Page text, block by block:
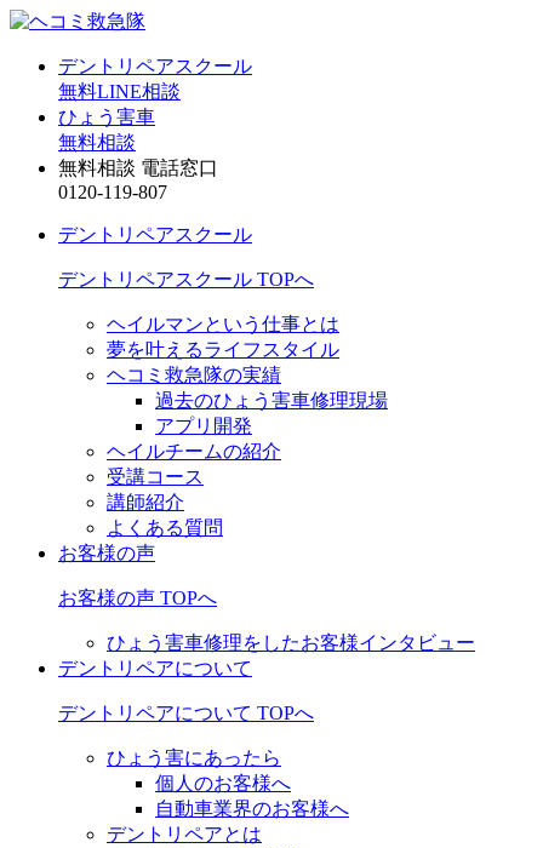
デントリペアスクール
無料LINE相談
ひょう害車
無料相談
無料相談 電話窓口
0120-119-807
デントリペアスクール
デントリペアスクール TOPへ
ヘイルマンという仕事とは
夢を叶えるライフスタイル
ヘコミ救急隊の実績
過去のひょう害車修理現場
アプリ開発
ヘイルチームの紹介
受講コース
講師紹介
よくある質問
お客様の声
お客様の声 TOPへ
ひょう害車修理をしたお客様インタビュー
デントリペアについて
デントリペアについて TOPへ
ひょう害にあったら
個人のお客様へ
自動車業界のお客様へ
デントリペアとは